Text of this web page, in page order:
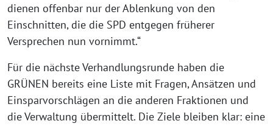
dienen offenbar nur der Ablenkung von den
Einschnitten, die die SPD entgegen früherer
Versprechen nun vornimmt.“
Für die nächste Verhandlungsrunde haben die
GRÜNEN bereits eine Liste mit Fragen, Ansätzen und
Einsparvorschlägen an die anderen Fraktionen und
die Verwaltung übermittelt. Die Ziele bleiben klar: eine